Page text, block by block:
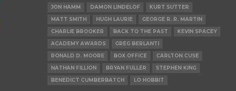
JON HAMM
DAMON LINDELOF
KURT SUTTER
MATT SMITH
HUGH LAURIE
GEORGE R. R. MARTIN
CHARLIE BROOKER
BACK TO THE PAST
KEVIN SPACEY
ACADEMY AWARDS
GREG BERLANTI
RONALD D. MOORE
BOX OFFICE
CARLTON CUSE
NATHAN FILLION
BRYAN FULLER
STEPHEN KING
BENEDICT CUMBERBATCH
LO HOBBIT